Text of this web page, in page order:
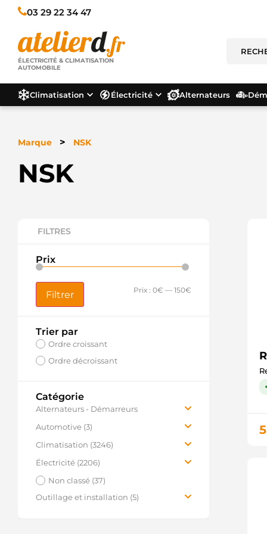
03 29 22 34 47
ÉLECTRICITÉ & CLIMATISATION
AUTOMOBILE
Climatisation Électricité Alternateurs
Marque > NSK
NSK
FILTRES
Prix
Filtrer Prix : 0€ — 150€
Trier par
Ordre croissant
Ordre décroissant
Catégorie
Alternateurs - Démarreurs
Pièces détachées Alternateur
(11762)
Pièces détachées Démarreur
Automotive (3)
Pièces Alternateur (1)
Pièces Démarreur (2)
Climatisation (3246)
Pièces détachées (3068)
Consommables (156)
Outillages (15)
Électricité (2206)
Sondes Nox (553)
Équipement et installation (956)
Non classé (37)
Outillage et installation (5)